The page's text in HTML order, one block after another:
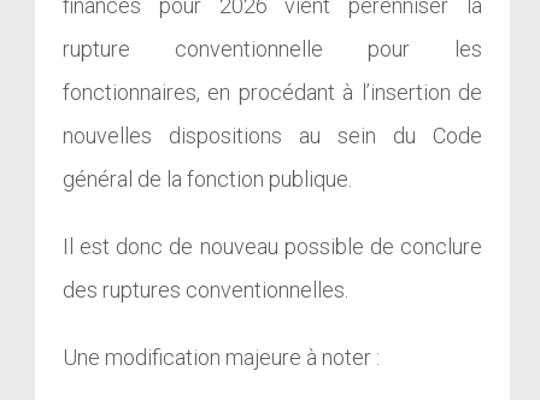
finances pour 2026 vient pérenniser la
rupture conventionnelle pour les
fonctionnaires, en procédant à l’insertion de
nouvelles dispositions au sein du Code
général de la fonction publique.
Il est donc de nouveau possible de conclure
des ruptures conventionnelles.
Une modification majeure à noter :